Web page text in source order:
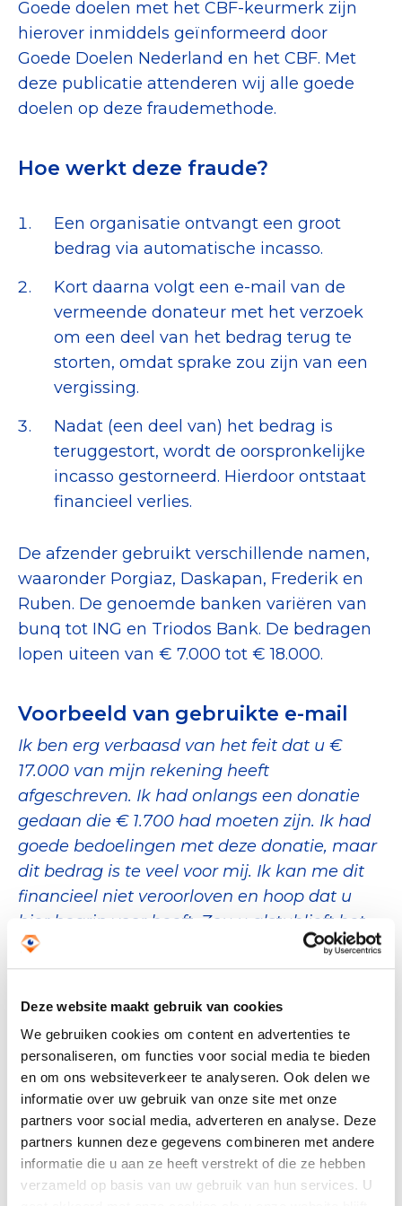
Deze website maakt gebruik van cookies
We gebruiken cookies om content en advertenties te
personaliseren, om functies voor social media te bieden
en om ons websiteverkeer te analyseren. Ook delen we
informatie over uw gebruik van onze site met onze
partners voor social media, adverteren en analyse. Deze
partners kunnen deze gegevens combineren met andere
informatie die u aan ze heeft verstrekt of die ze hebben
verzameld op basis van uw gebruik van hun services. U
Collecterooster/wervingrooster
Nieuws
Over het CBF
Register Erkende Donatieplatformen
Goede doelen met het CBF-keurmerk zijn
hierover inmiddels geïnformeerd door
Goede Doelen Nederland en het CBF. Met
deze publicatie attenderen wij alle goede
doelen op deze fraudemethode.
Hoe werkt deze fraude?
Een organisatie ontvangt een groot
bedrag via automatische incasso.
Kort daarna volgt een e-mail van de
vermeende donateur met het verzoek
om een deel van het bedrag terug te
storten, omdat sprake zou zijn van een
vergissing.
Nadat (een deel van) het bedrag is
teruggestort, wordt de oorspronkelijke
incasso gestorneerd. Hierdoor ontstaat
financieel verlies.
De afzender gebruikt verschillende namen,
waaronder Porgiaz, Daskapan, Frederik en
Ruben. De genoemde banken variëren van
bunq tot ING en Triodos Bank. De bedragen
lopen uiteen van € 7.000 tot € 18.000.
Voorbeeld van gebruikte e-mail
Ik ben erg verbaasd van het feit dat u €
17.000 van mijn rekening heeft
afgeschreven. Ik had onlangs een donatie
gedaan die € 1.700 had moeten zijn. Ik had
goede bedoelingen met deze donatie, maar
dit bedrag is te veel voor mij. Ik kan me dit
financieel niet veroorloven en hoop dat u
hier begrip voor heeft. Zou u alstublieft het
te veel betaalde bedrag van € 15.300 zo
spoedig mogelijk willen terugstorten op mijn
rekening?
In meerdere gevallen is vervolgens opnieuw
gemaild met aandringen op spoedige
terugbetaling.
Advies